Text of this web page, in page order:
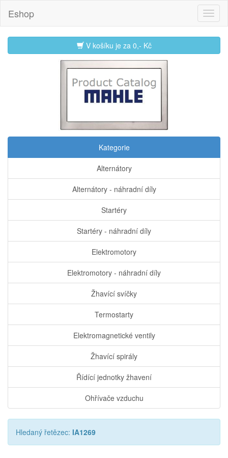
Eshop
V košíku je za 0,- Kč
Kategorie
Alternátory
Alternátory - náhradní díly
Startéry
Startéry - náhradní díly
Elektromotory
Elektromotory - náhradní díly
Žhavící svíčky
Termostarty
Elektromagnetické ventily
Žhavící spirály
Řídící jednotky žhavení
Ohřívače vzduchu
Hledaný řetězec: IA1269